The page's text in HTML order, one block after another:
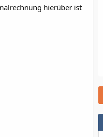
hierüber ist